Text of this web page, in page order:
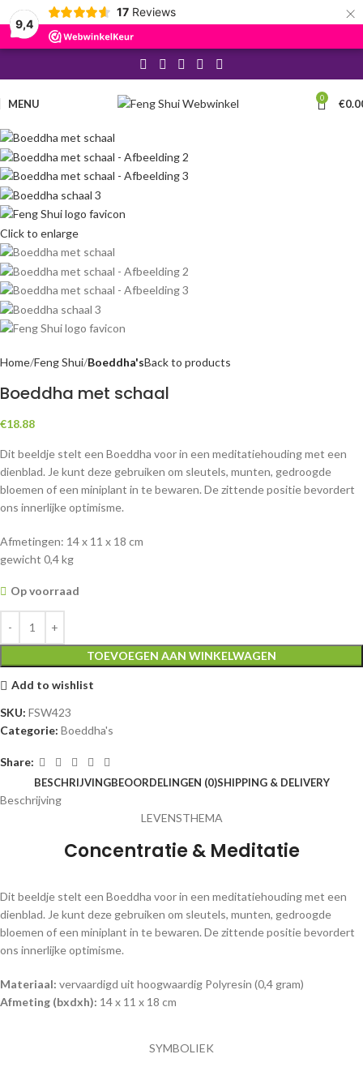
9,4
17 Reviews ×
MENU 0 €
Click to enlarge
Home Feng Shui Boeddha'sBack to products
Boeddha met schaal
€18.88
Dit beeldje stelt een Boeddha voor in een meditatiehouding met een
dienblad. Je kunt deze gebruiken om sleutels, munten, gedroogde
bloemen of een miniplant in te bewaren. De zittende positie bevordert
ons innerlijke optimisme.
Afmetingen: 14 x 11 x 18 cm
gewicht 0,4 kg
Op voorraad
TOEVOEGEN AAN WINKELWAGEN
Add to wishlist
SKU: FSW423
Categorie: Boeddha's
Share:
BESCHRIJVINGBEOORDELINGEN (0)SHIPPING & DELIVERY
Beschrijving
LEVENSTHEMA
Concentratie & Meditatie
Dit beeldje stelt een Boeddha voor in een meditatiehouding met een
dienblad. Je kunt deze gebruiken om sleutels, munten, gedroogde
bloemen of een miniplant in te bewaren. De zittende positie bevordert
ons innerlijke optimisme.
Materiaal: vervaardigd uit hoogwaardig Polyresin (0,4 gram)
Afmeting (bxdxh): 14 x 11 x 18 cm
SYMBOLIEK